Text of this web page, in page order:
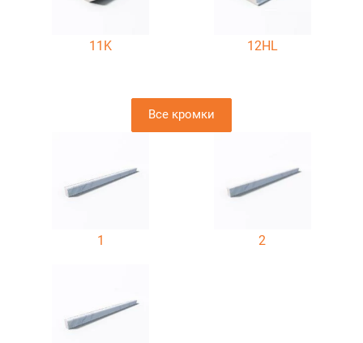
11K 12HL
Все кромки
1 2